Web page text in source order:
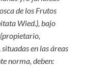
de los Frutos
Wied.), bajo
en las áreas
norma, deben: